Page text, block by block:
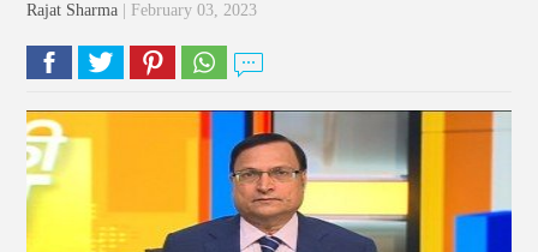
Rajat Sharma | February 03, 2023